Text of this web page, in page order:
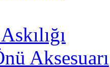
Aksesuarı